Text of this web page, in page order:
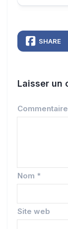
SHARE
Laisser un
Commentaire
Nom *
Site web